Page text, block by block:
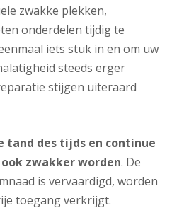
zwakke plekken,
onderdelen tijdig te
iets stuk in en om uw
steeds erger
stijgen uiteraard
tand des tijds en continue
zwakker worden. De
is vervaardigd, worden
toegang verkrijgt.